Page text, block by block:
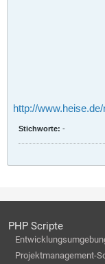
http://
Stichworte: -
PHP Scripte
Projektmanagement-